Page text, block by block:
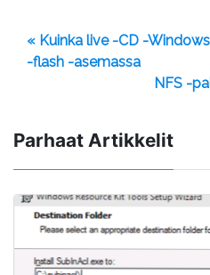
« Kuinka live -CD -
-flash -asemassa
NFS -
Parhaat Artikkelit